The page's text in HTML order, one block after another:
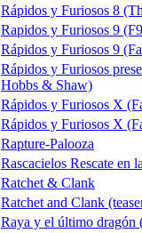
Rápidos y Furiosos 8
Rapidos y Furiosos 9
Rápidos y Furiosos 9
Rápidos y Furiosos
Hobbs & Shaw)
Rápidos y Furiosos X
Rápidos y Furiosos X
Rapture-Palooza
Rascacielos Rescate en
Ratchet & Clank
Ratchet and Clank
Raya y el último dragón